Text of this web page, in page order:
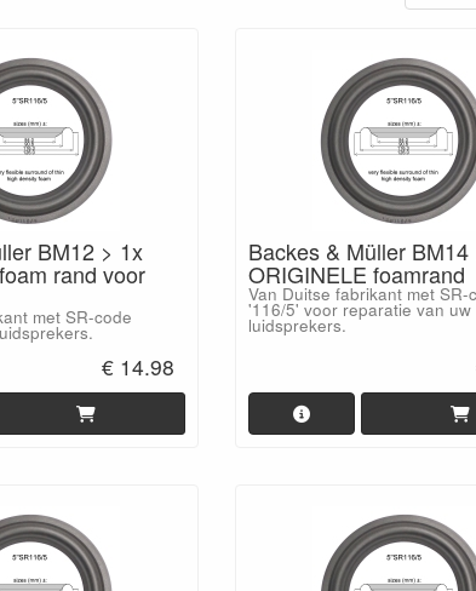
BM12 > 1x
rand voor
met SR-code
€ 14.98
Backes & Müller BM14
ORIGINELE foamrand
Van Duitse fabrikant met SR-
'116/5' voor reparatie van uw
luidsprekers.